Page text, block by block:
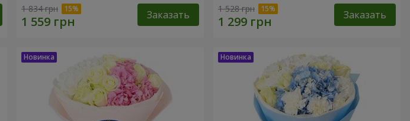
1 834 грн Заказать 1 528 грн Заказать